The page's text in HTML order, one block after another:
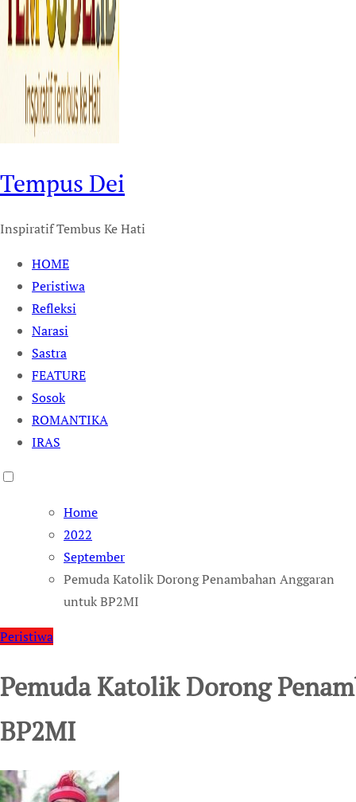
Tempus Dei
Inspiratif Tembus Ke Hati
HOME
Peristiwa
Refleksi
Narasi
Sastra
FEATURE
Sosok
ROMANTIKA
IRAS
Home
2022
September
Pemuda Katolik Dorong Penambahan Anggaran
untuk BP2MI
Peristiwa
Pemuda Katolik Dorong
BP2MI